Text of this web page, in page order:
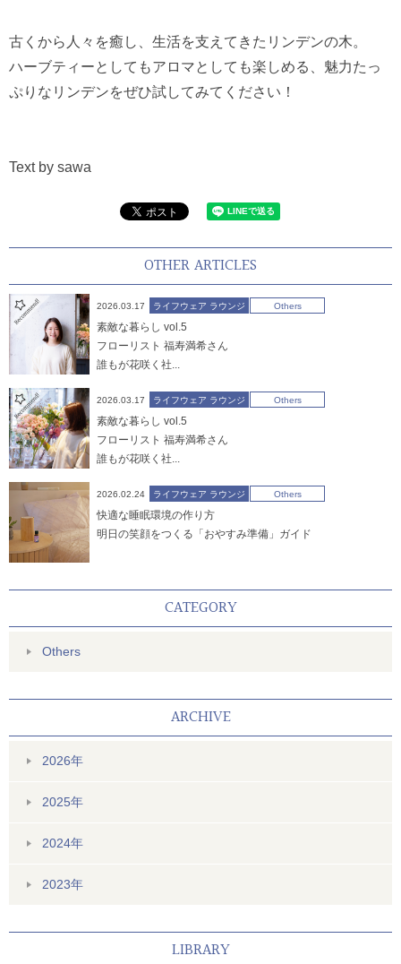
古くから人々を癒し、生活を支えてきたリンデンの木。
ハーブティーとしてもアロマとしても楽しめる、魅力たっ
ぷりなリンデンをぜひ試してみてください！
Text by sawa
OTHER ARTICLES
2026.03.17 ライフウェア ラウンジ Others
素敵な暮らし vol.5
フローリスト 福寿満希さん
誰もが花咲く社...
2026.03.17 ライフウェア ラウンジ Others
素敵な暮らし vol.5
フローリスト 福寿満希さん
誰もが花咲く社...
2026.02.24 ライフウェア ラウンジ Others
快適な睡眠環境の作り方
明日の笑顔をつくる「おやすみ準備」ガイド
CATEGORY
Others
ARCHIVE
2026年
2025年
2024年
2023年
LIBRARY